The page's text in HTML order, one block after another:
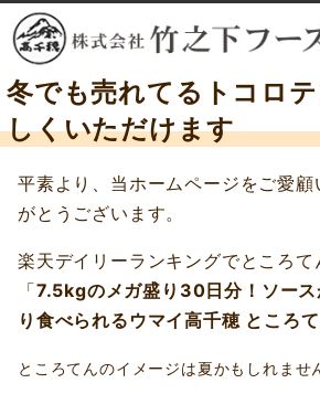
冬でも売れてるトコロ
しくいただけます
平素より、当ホームページをご愛顧
がとうございます。
楽天デイリーランキングでところて
「7.5kgのメガ盛り30日分！ソー
り食べられるウマイ高千穂 ところ
ところてんのイメージは夏かもしれませ